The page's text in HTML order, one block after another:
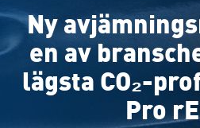
Ny
en av
lägsta CO₂-
Pro